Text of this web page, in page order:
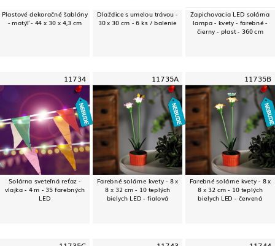
Plastové dekoračné šablóny
- motýľ - 44 x 30 x 4,3 cm
Dlaždice s umelou trávou -
30 x 30 cm - 6 ks / balenie
Zapichovacia LED solárna
lampa - kvety - farebné -
čierny - plast - 360 cm
11734
Solárna sveteľná reťaz -
vlajka - 4 m - 35 farebných
LED
11735A
Farebné solárne kvety - 8 x
8 x 32 cm - 10 teplých
bielych LED - fialová
11735B
Farebné solárne kvety - 8 x
8 x 32 cm - 10 teplých
bielych LED - červená